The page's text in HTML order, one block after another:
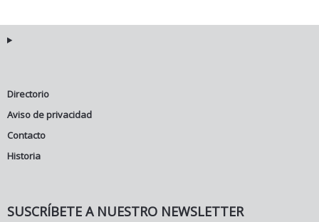
Directorio
Aviso de privacidad
Contacto
Historia
SUSCRÍBETE A NUESTRO NEWSLETTER